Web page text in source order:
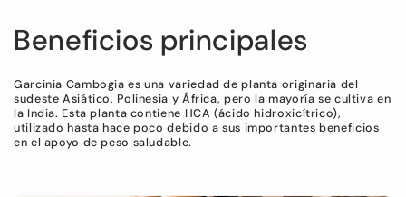
Beneficios principales
Garcinia Cambogia es una variedad de planta originaria del
sudeste Asiático, Polinesia y África, pero la mayoría se cultiva en
la India. Esta planta contiene HCA (ácido hidroxicítrico),
utilizado hasta hace poco debido a sus importantes beneficios
en el apoyo de peso saludable.